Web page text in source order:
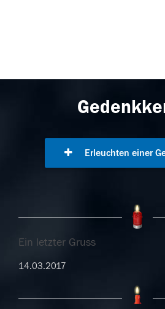
Erleuchten einer
Ein letzter Gruss
14.03.2017